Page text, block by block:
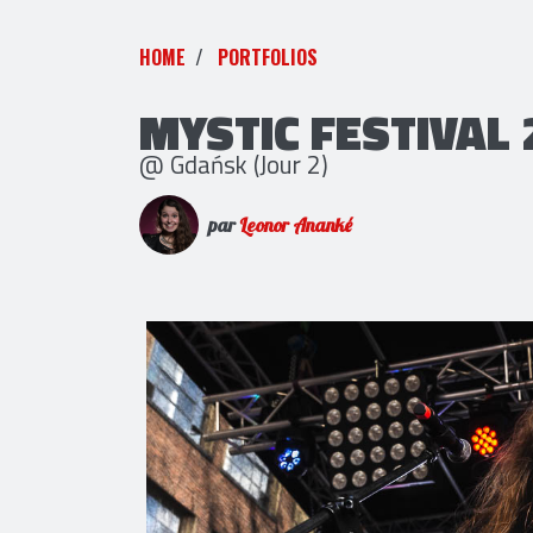
HOME PORTFOLIOS
MYSTIC FESTIVAL
@ Gdańsk (Jour 2)